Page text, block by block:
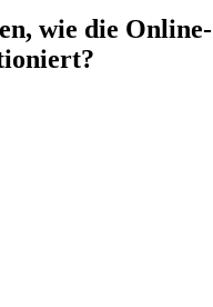
wie die Online-